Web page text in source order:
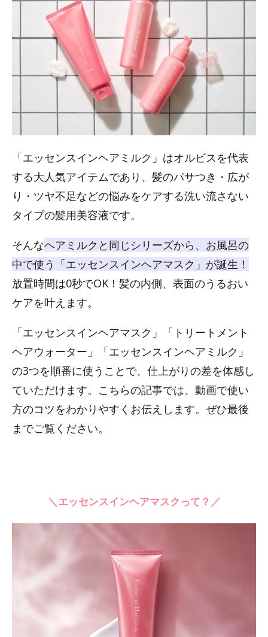
「エッセンスインヘアミルク」はオルビスを代表
する大人気アイテムであり、髪のパサつき・広が
り・ツヤ不足などの悩みをケアする洗い流さない
タイプの髪用美容液です。
そんなヘアミルクと同じシリーズから、お風呂の
中で使う「エッセンスインヘアマスク」が誕生！
放置時間は0秒でOK！髪の内側、表面のうるおい
ケアを叶えます。
「エッセンスインヘアマスク」「トリートメント
ヘアウォーター」「エッセンスインヘアミルク」
の3つを順番に使うことで、仕上がりの差を体感し
ていただけます。こちらの記事では、動画で使い
方のコツをわかりやすくお伝えします。ぜひ最後
までご覧ください。
＼エッセンスインヘアマスクって？／